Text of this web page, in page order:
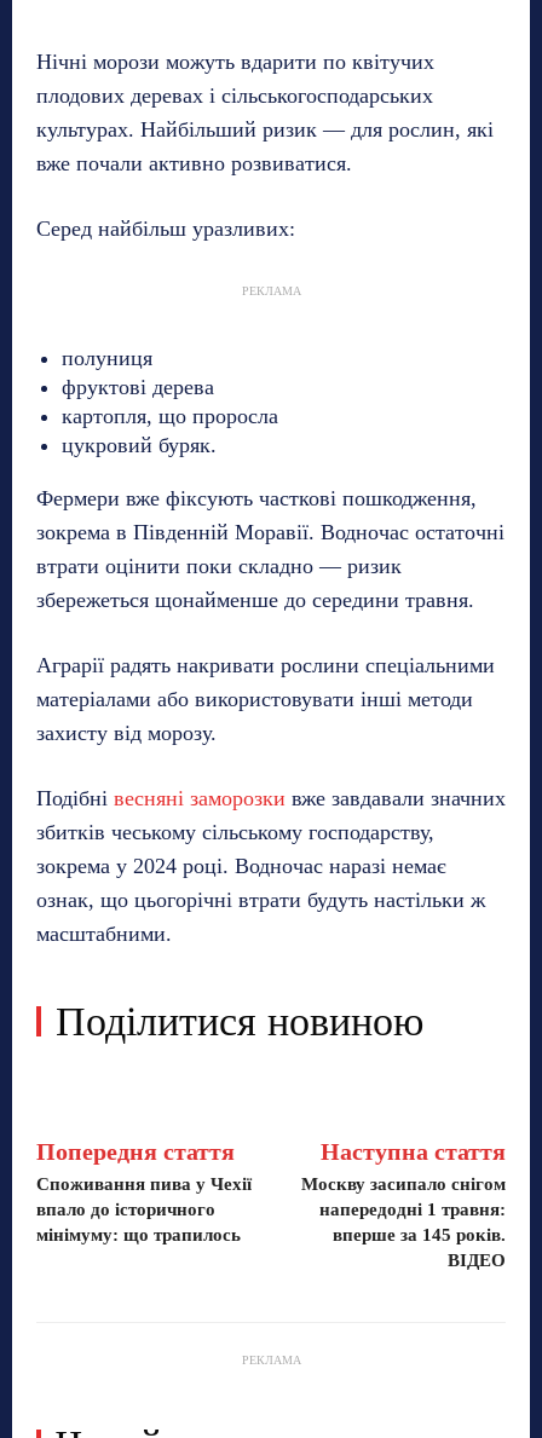
Нічні морози можуть вдарити по квітучих
плодових деревах і сільськогосподарських
культурах. Найбільший ризик — для рослин, які
вже почали активно розвиватися.
Серед найбільш уразливих:
РЕКЛАМА
полуниця
фруктові дерева
картопля, що проросла
цукровий буряк.
Фермери вже фіксують часткові пошкодження,
зокрема в Південній Моравії. Водночас остаточні
втрати оцінити поки складно — ризик
збережеться щонайменше до середини травня.
Аграрії радять накривати рослини спеціальними
матеріалами або використовувати інші методи
захисту від морозу.
Подібні весняні заморозки вже завдавали значних
збитків чеському сільському господарству,
зокрема у 2024 році. Водночас наразі немає
ознак, що цьогорічні втрати будуть настільки ж
масштабними.
Поділитися новиною
Попередня стаття
Споживання пива у Чехії
впало до історичного
мінімуму: що трапилось
Наступна стаття
Москву засипало снігом
напередодні 1 травня:
вперше за 145 років.
ВІДЕО
РЕКЛАМА